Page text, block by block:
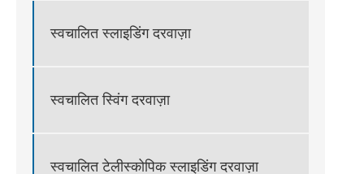
स्वचालित स्लाइडिंग दरवाज़ा
स्वचालित स्विंग दरवाज़ा
स्वचालित टेलीस्कोपिक स्लाइडिंग दरवाज़ा